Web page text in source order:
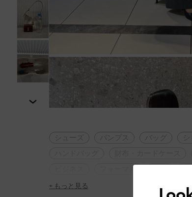
シューズ パンプス
フォーマル
再入荷アイテム
+ もっと見る